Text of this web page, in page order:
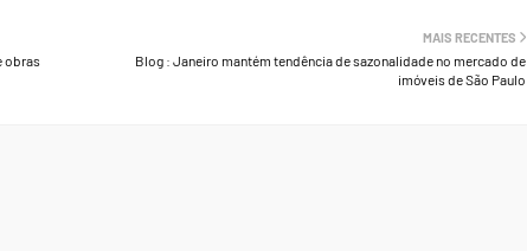
MAIS RECENTES
Blog : Janeiro mantém tendência de sazonalidade no mercado de
imóveis de São Paulo
obras